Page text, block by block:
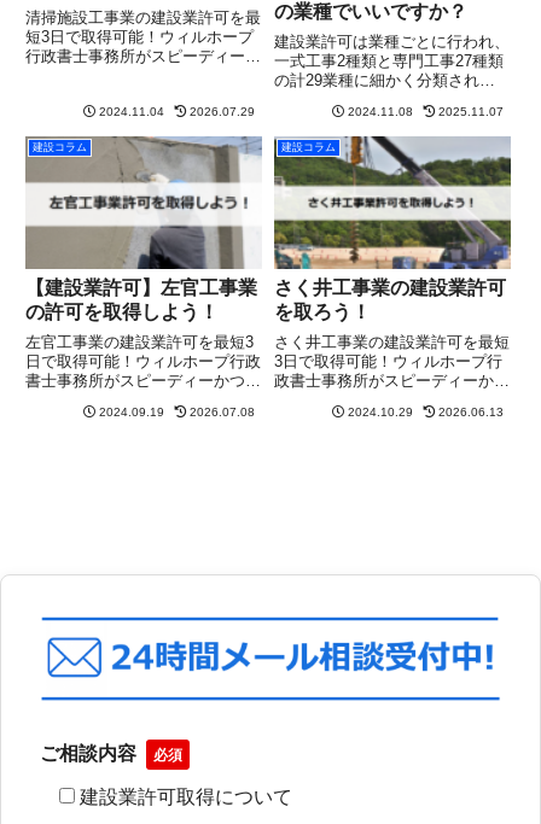
清掃施設工事業の建設業許可を最
短3日で取得可能！ウィルホープ
行政書士事務所がスピーディーか
2024.11.04 2026.07.29
の業種でいいですか？
建設業許可は業種ごとに行われ、
一式工事2種類と専門工事27種類
の計29業種に細かく分類されて
を取得する必要があります。苦労
して許可を受けたものの、「工事
請負に必要なのは別の業種だっ
た」なんてことにならないよう
2024.11.08 2025.11.07
建設コラム
【建設業許可】左官工事業
の許可を取得しよう！
左官工事業の建設業許可を最短3
日で取得可能！ウィルホープ行政
書士事務所がスピーディーかつ確
2024.09.19 2026.07.08
建設コラム
さく井工事業の建設業許可
を取ろう！
さく井工事業の建設業許可を最短
3日で取得可能！ウィルホープ行
政書士事務所がスピーディーかつ
2024.10.29 2026.06.13
ご相談内容 必須
建設業許可取得について